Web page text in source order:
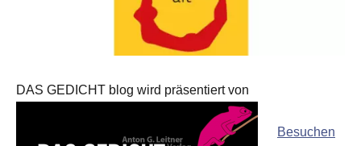
DAS GEDICHT blog wird präsentiert von
Besuchen